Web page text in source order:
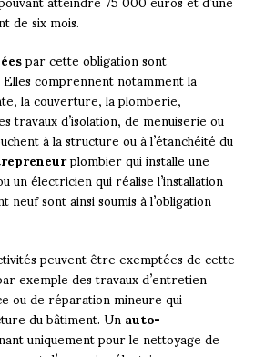
de six mois.
par cette obligation sont
comprennent notamment la
la couverture, la plomberie,
travaux d’isolation, de menuiserie ou
à la structure ou à l’étanchéité du
plombier qui installe une
un électricien qui réalise l’installation
sont ainsi soumis à l’obligation
peuvent être exemptées de cette
exemple des travaux d’entretien
ou de réparation mineure qui
du bâtiment. Unauto-
uniquement pour le nettoyage de